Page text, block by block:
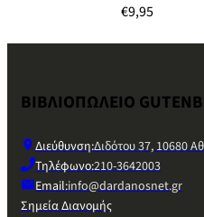
€9,95
ΒΙΒΛΙΟΠΩΛΕΙΟ
Διεύθυνση:Διδότου 37, 10680
Τηλέφωνο:210-3642003
Email:info@dardanosnet.gr
Σημεία Διανομής